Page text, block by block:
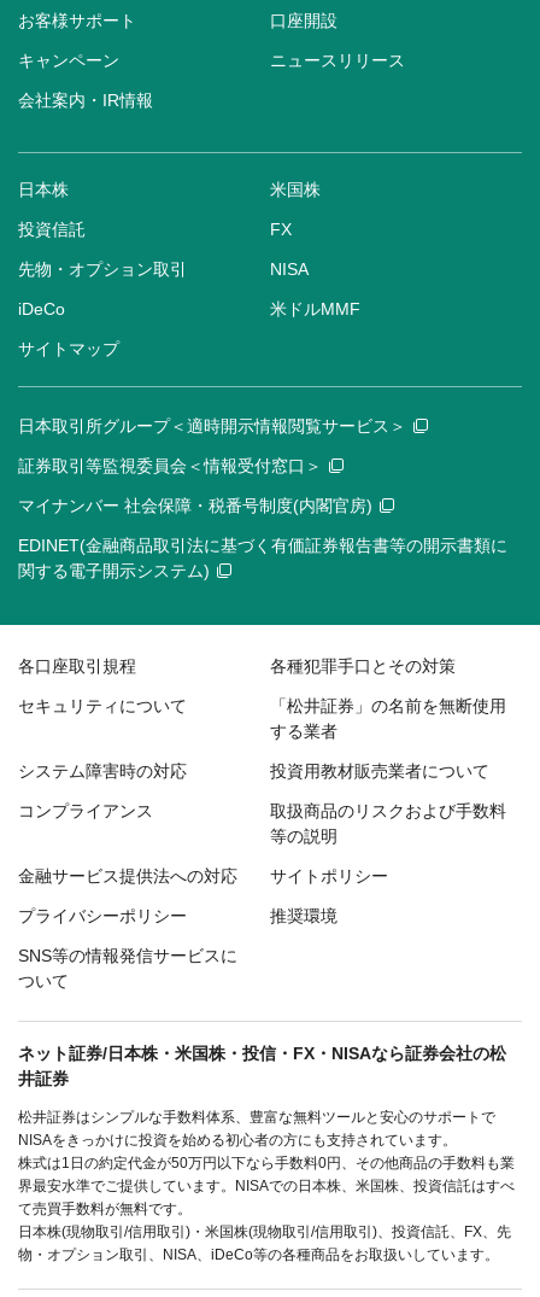
お客様サポート 口座開設
キャンペーン ニュースリリース
会社案内・IR情報
日本株 米国株
投資信託 FX
先物・オプション取引 NISA
iDeCo 米ドルMMF
サイトマップ
日本取引所グループ＜適時開示情報閲覧サービス＞
証券取引等監視委員会＜情報受付窓口＞
マイナンバー 社会保障・税番号制度(内閣官房)
EDINET(金融商品取引法に基づく有価証券報告書等の開示書類に
関する電子開示システム)
各口座取引規程 各種犯罪手口とその対策
セキュリティについて
「松井証券」の名前を無断使用
する業者
システム障害時の対応 投資用教材販売業者について
コンプライアンス
取扱商品のリスクおよび手数料
等の説明
金融サービス提供法への対応 サイトポリシー
プライバシーポリシー 推奨環境
SNS等の情報発信サービスに
ついて
ネット証券/日本株・米国株・投信・FX・NISAなら証券会社の松
井証券
松井証券はシンプルな手数料体系、豊富な無料ツールと安心のサポートで
NISAをきっかけに投資を始める初心者の方にも支持されています。
株式は1日の約定代金が50万円以下なら手数料0円、その他商品の手数料も業
界最安水準でご提供しています。NISAでの日本株、米国株、投資信託はすべ
て売買手数料が無料です。
日本株(現物取引/信用取引)・米国株(現物取引/信用取引)、投資信託、FX、先
物・オプション取引、NISA、iDeCo等の各種商品をお取扱いしています。